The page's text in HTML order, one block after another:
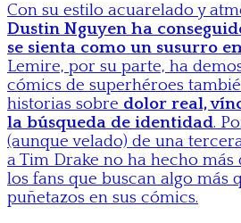
Con su estilo acuarelado y
Dustin Nguyen ha
se sienta como un susurro
Lemire, por su parte, ha
cómics de superhéroes
historias sobre dolor real,
la búsqueda de identidad.
(aunque velado) de una
a Tim Drake no ha hecho
los fans que buscan algo más
puñetazos en sus cómics.